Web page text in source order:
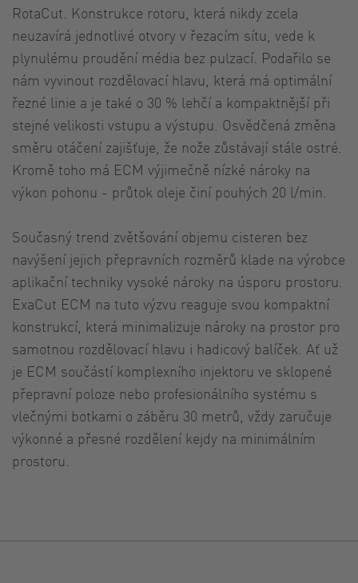
RotaCut. Konstrukce rotoru, která nikdy zcela
neuzavírá jednotlivé otvory v řezacím sítu, vede k
plynulému proudění média bez pulzací. Podařilo se
nám vyvinout rozdělovací hlavu, která má optimální
řezné linie a je také o 30 % lehčí a kompaktnější při
stejné velikosti vstupu a výstupu. Osvědčená změna
směru otáčení zajišťuje, že nože zůstávají stále ostré.
Kromě toho má ECM výjimečně nízké nároky na
výkon pohonu - průtok oleje činí pouhých 20 l/min.
Současný trend zvětšování objemu cisteren bez
navýšení jejich přepravních rozměrů klade na výrobce
aplikační techniky vysoké nároky na úsporu prostoru.
ExaCut ECM na tuto výzvu reaguje svou kompaktní
konstrukcí, která minimalizuje nároky na prostor pro
samotnou rozdělovací hlavu i hadicový balíček. Ať už
je ECM součástí komplexního injektoru ve sklopené
přepravní poloze nebo profesionálního systému s
vlečnými botkami o záběru 30 metrů, vždy zaručuje
výkonné a přesné rozdělení kejdy na minimálním
prostoru.